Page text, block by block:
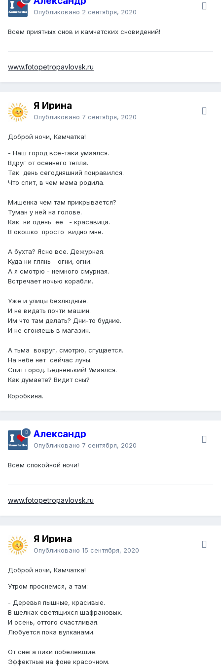
Опубликовано 2 сентября, 2020
Всем приятных снов и камчатских сновидений!
www.fotopetropavlovsk.ru
Я Ирина
Опубликовано 7 сентября, 2020
Доброй ночи, Камчатка!
- Наш город все-таки умаялся.
Вдруг от осеннего тепла.
Так день сегодняшний понравился.
Что спит, в чем мама родила.
Мишенка чем там прикрывается?
Туман у ней на голове.
Как ни одень ее - красавица.
В окошко просто видно мне.
А бухта? Ясно все. Дежурная.
Куда ни глянь - огни, огни.
А я смотрю - немного смурная.
Встречает ночью корабли.
Уже и улицы безлюдные.
И не видать почти машин.
Им что там делать? Дни-то будние.
И не сгоняешь в магазин.
А тьма вокруг, смотрю, сгущается.
На небе нет сейчас луны.
Спит город. Бедненький! Умаялся.
Как думаете? Видит сны?
Коробкина.
Александр
Опубликовано 7 сентября, 2020
Всем спокойной ночи!
www.fotopetropavlovsk.ru
Я Ирина
Опубликовано 15 сентября, 2020
Доброй ночи, Камчатка!
Утром проснемся, а там:
- Деревья пышные, красивые.
В шелках светящихся шафрановых.
И осень, оттого счастливая.
Любуется пока вулканами.
От снега пики побелевшие.
Эффектные на фоне красочном.